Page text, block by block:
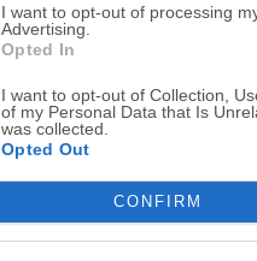
I want to opt-out of processing
Advertising.
Opted In
I want to opt-out of Collection,
of my Personal Data that Is
was collected.
Opted Out
CONFIRM
Top Descargas
Opera
Opera 134.0 Build